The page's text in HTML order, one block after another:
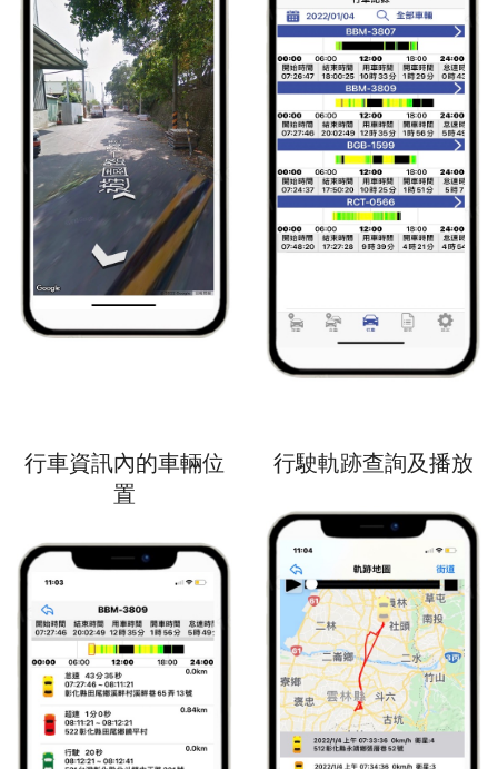
行車資訊內的車輛位
置
行駛軌跡查詢及播放